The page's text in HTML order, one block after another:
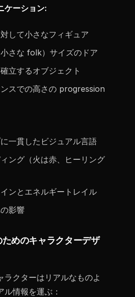
ケーション:
して小さなフィギュア
さな folk）サイズのドア
立するオブジェクト
スでの高さの progression
一貫したビジュアル言語
ング（火は赤、ヒーリング
ンとエネルギートレイル
影響
ためのキャラクターデザ
ラクターはリアルなものよ
ル情報を運ぶ：